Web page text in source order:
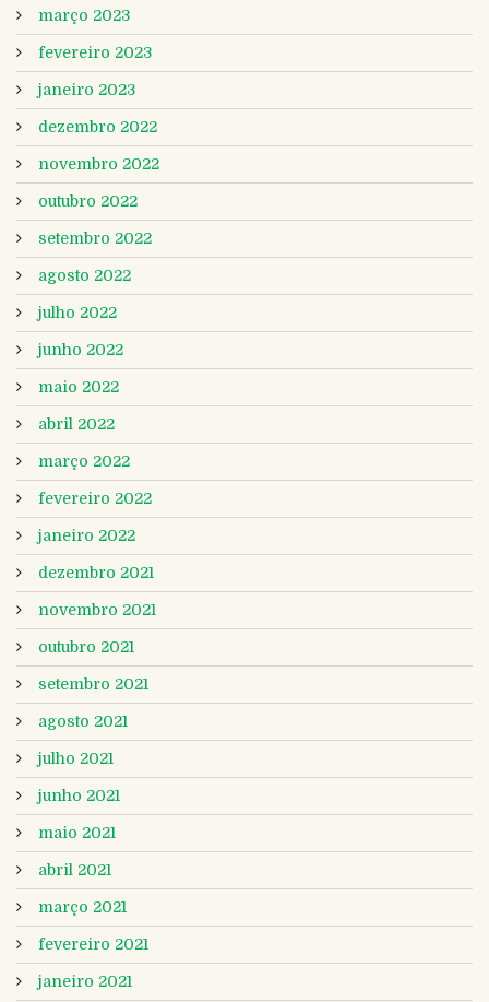
março 2023
fevereiro 2023
janeiro 2023
dezembro 2022
novembro 2022
outubro 2022
setembro 2022
agosto 2022
julho 2022
junho 2022
maio 2022
abril 2022
março 2022
fevereiro 2022
janeiro 2022
dezembro 2021
novembro 2021
outubro 2021
setembro 2021
agosto 2021
julho 2021
junho 2021
maio 2021
abril 2021
março 2021
fevereiro 2021
janeiro 2021